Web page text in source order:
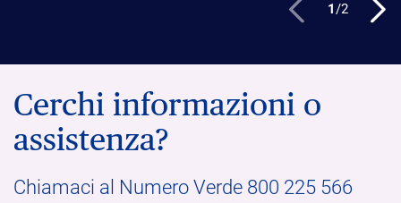
1/2
Cerchi informazioni o
assistenza?
Chiamaci al Numero Verde 800 225 566